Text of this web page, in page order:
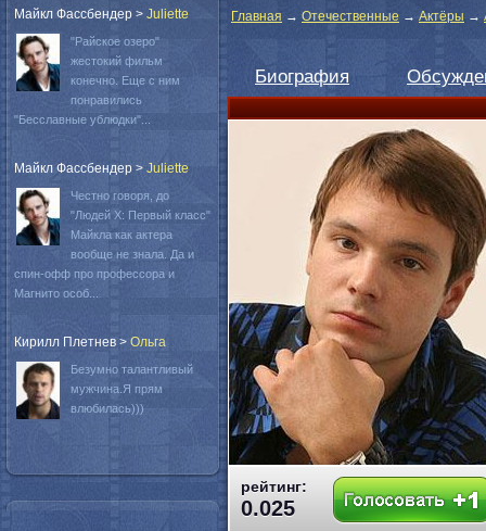
Главная → Отечественные → Актёры →
Биография
рейтинг:
0.025
Майкл Фассбендер > Juliette
"Райское озеро"
жестокий фильм
конечно. Еще с ним
понравились
"Бесславные ублюдки"...
Майкл Фассбендер > Juliette
Честно говоря, до
"Людей Х: Первый класс"
Майкла как актера
вообще не знала. Да и
спин-офф про профессора и
Магнито особ...
Кирилл Плетнев > Oльга
Безумно талантливый
мужчина.Я прям
влюбилась)))